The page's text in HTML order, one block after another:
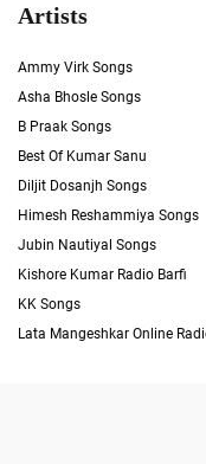
Artists
Ammy Virk Songs
Asha Bhosle Songs
B Praak Songs
Best Of Kumar Sanu
Diljit Dosanjh Songs
Himesh Reshammiya Songs
Jubin Nautiyal Songs
Kishore Kumar Radio Barfi
KK Songs
Lata Mangeshkar Online